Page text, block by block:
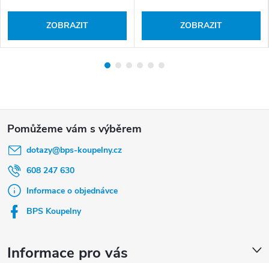
ZOBRAZIT ZOBRAZIT
dotazy@bps-koupelny.cz
608 247 630
Informace o objednávce
BPS Koupelny
Informace pro vás